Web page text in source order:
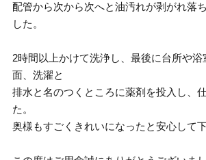
配管から次から次へと油汚れが剥がれ落
した。
2時間以上かけて洗浄し、最後に台所や
面、洗濯と
排水と名のつくところに薬剤を投入し、
た。
奥様もすごくきれいになったと安心して